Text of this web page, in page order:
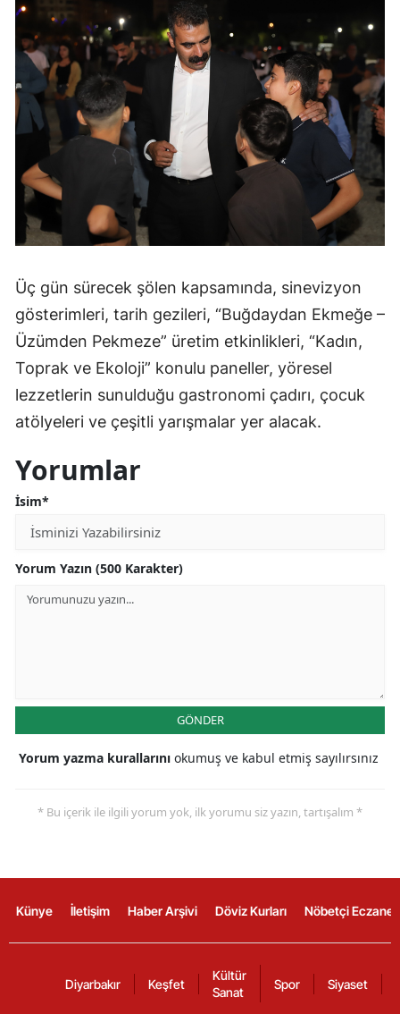
Üç gün sürecek şölen kapsamında, sinevizyon
gösterimleri, tarih gezileri, “Buğdaydan Ekmeğe –
Üzümden Pekmeze” üretim etkinlikleri, “Kadın,
Toprak ve Ekoloji” konulu paneller, yöresel
lezzetlerin sunulduğu gastronomi çadırı, çocuk
atölyeleri ve çeşitli yarışmalar yer alacak.
Yorumlar
İsim*
Yorum Yazın (500 Karakter)
GÖNDER
Yorum yazma kurallarını okumuş ve kabul etmiş sayılırsınız
* Bu içerik ile ilgili yorum yok, ilk yorumu siz yazın, tartışalım *
Künye İletişim Haber Arşivi Döviz Kurları Nöbetçi
Diyarbakır Keşfet
Kültür
Sanat
Spor Siyaset